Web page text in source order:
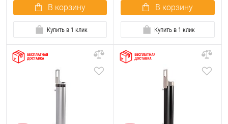
В корзину
Купить в 1 клик
В корзину
Купить в 1 клик